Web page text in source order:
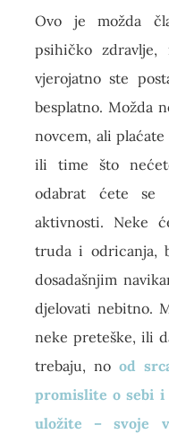
Ovo je možda
psihičko
vjerojatno ste
besplatno. Možda
novcem, ali
ili time što
odabrat ćete
aktivnosti. Neke
truda i odricanja,
dosadašnjim
djelovati nebitno.
neke preteške, ili
trebaju, no od
promislite o sebi i
uložite – svoje